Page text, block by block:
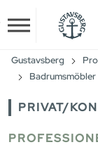
Skip to main content
Gustavsberg
PRIVAT/